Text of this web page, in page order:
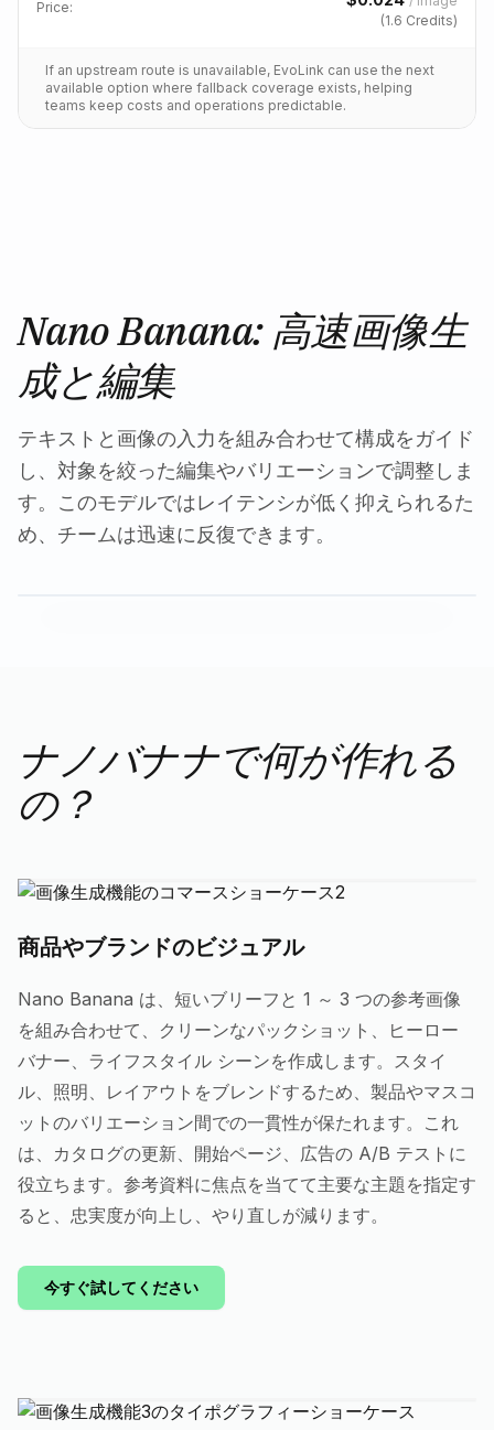
Nano Banana: 高速画像生
成と編集
テキストと画像の入力を組み合わせて構成をガイド
し、対象を絞った編集やバリエーションで調整しま
す。このモデルではレイテンシが低く抑えられるた
め、チームは迅速に反復できます。
Price:
(1.6 Credits)
If an upstream route is unavailable, EvoLink can use the next
available option where fallback coverage exists, helping
teams keep costs and operations predictable.
ナノバナナで何が作れる
の？
商品やブランドのビジュアル
Nano Banana は、短いブリーフと 1 ～ 3 つの参考画像
を組み合わせて、クリーンなパックショット、ヒーロー
バナー、ライフスタイル シーンを作成します。スタイ
ル、照明、レイアウトをブレンドするため、製品やマスコ
ットのバリエーション間での一貫性が保たれます。これ
は、カタログの更新、開始ページ、広告の A/B テストに
役立ちます。参考資料に焦点を当てて主要な主題を指定す
ると、忠実度が向上し、やり直しが減ります。
今すぐ試してください